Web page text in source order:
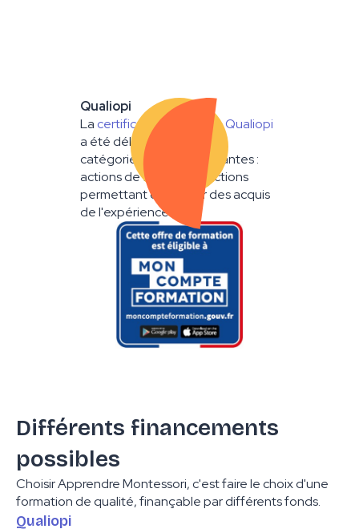
en crèche
pour les 6-12
ans
Qualiopi
La certification nationale Qualiopi
a été délivrée au titre des
catégories d'actions suivantes :
actions de formation ; actions
permettant de valider des acquis
de l'expérience.
Différents financements
possibles
Choisir Apprendre Montessori, c'est faire le choix d'une
formation de qualité, finançable par différents fonds.
Qualiopi